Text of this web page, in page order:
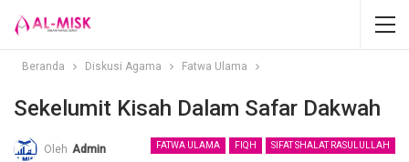
Beranda Diskusi Agama Fatwa Ulama
Sekelumit Kisah Dalam Safar Dakwah
FATWA ULAMA FIQH SIFAT SHALAT RASULULLAH
Oleh Admin